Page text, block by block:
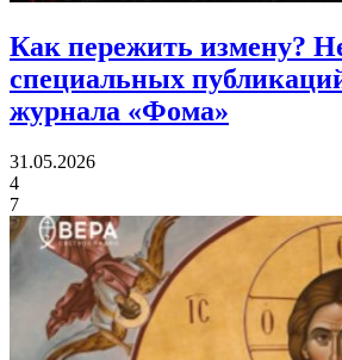
Как пережить измену?
специальных
журнала «Фома»
31.05.2026
4
7